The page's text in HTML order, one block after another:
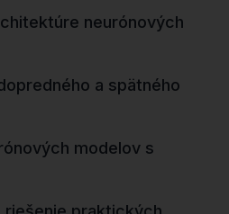
neurónových
a spätného
modelov s